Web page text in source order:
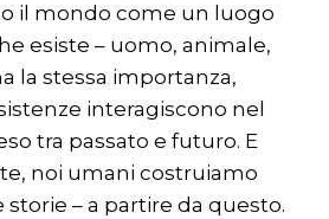
il mondo come un luogo
esiste – uomo, animale,
la stessa importanza,
interagiscono nel
tra passato e futuro. E
noi umani costruiamo
storie – a partire da questo.